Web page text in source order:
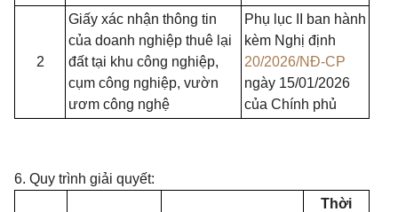
2
Giấy xác nhận thông tin
của doanh nghiệp thuê lại
đất tại khu công nghiệp,
cụm công nghiệp, vườn
ươm công nghệ
Phụ lục II ban hành
kèm Nghị định
20/2026/NĐ-CP
ngày 15/01/2026
của Chính phủ
6. Quy trình giải quyết:
Thời